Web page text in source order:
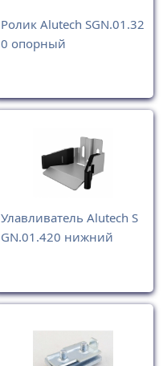
Ролик Alutech SGN.01.32
0 опорный
Улавливатель Alutech S
GN.01.420 нижний